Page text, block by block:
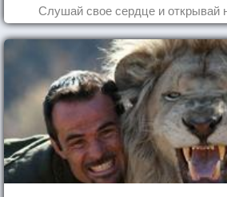
Слушай свое сердце и открывай